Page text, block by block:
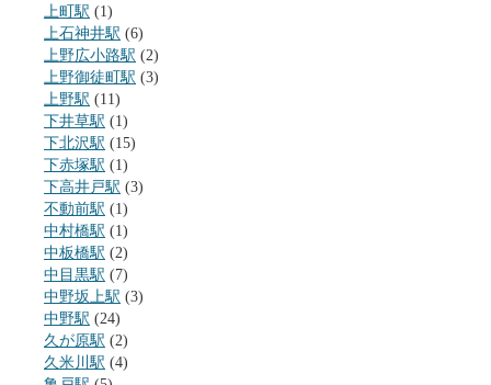
上町駅 (1)
上石神井駅 (6)
上野広小路駅 (2)
上野御徒町駅 (3)
上野駅 (11)
下井草駅 (1)
下北沢駅 (15)
下赤塚駅 (1)
下高井戸駅 (3)
不動前駅 (1)
中村橋駅 (1)
中板橋駅 (2)
中目黒駅 (7)
中野坂上駅 (3)
中野駅 (24)
久が原駅 (2)
久米川駅 (4)